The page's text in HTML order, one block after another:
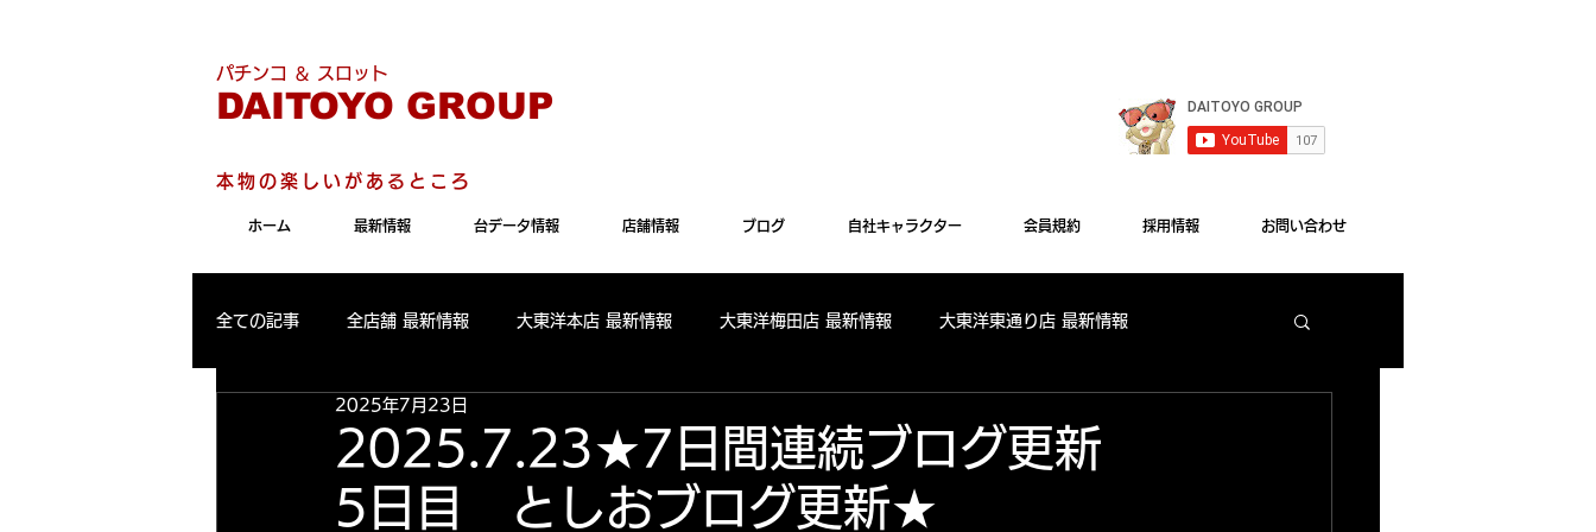
パチンコ ＆ スロット
DAITOYO GROUP
本物の楽しいがあるところ
ホーム 最新情報 台データ情報 店舗情報 ブログ 自社キャラクター 会員規約 採用情報 お問い合わせ
全ての記事 全店舗 最新情報 大東洋本店 最新情報 大東洋梅田店 最新情報 大東洋東通り店 最新情報
パールサーティーン 最新情報
大東洋東通り店 出玉ランキング パールサーティーン 出玉ランキング 周年
2025.7.23★7日間連続ブログ更新
5日目 としおブログ更新★
2025年7月23日